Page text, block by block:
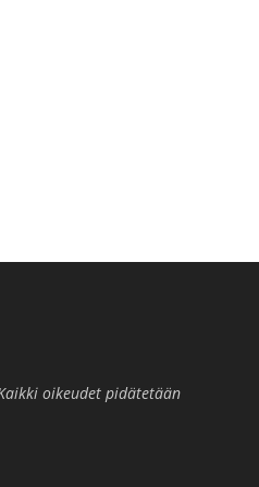
oikeudet pidätetään